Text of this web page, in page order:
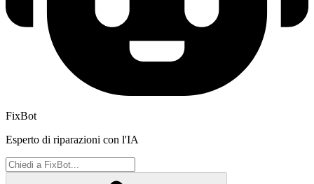
FixBot
Esperto di riparazioni con l'IA